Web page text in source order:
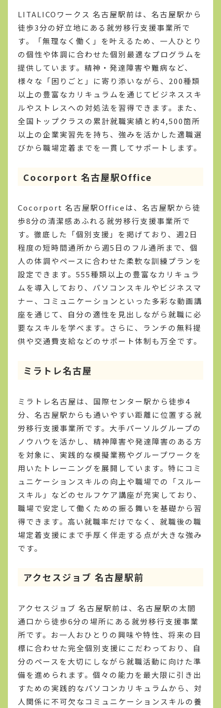
LITALICOワークス 名古屋駅前は、名古屋駅から
徒歩3分の好立地にある就労移行支援事業所で
す。「無理なく働く」を叶えるため、一人ひとり
の個性や体調に合わせた個別最適なプログラムを
提供しています。精神・発達障害や難病など、
様々な「困りごと」に寄り添いながら、200種類
以上の豊富なカリキュラムを通じてビジネススキ
ルやストレスへの対処法を習得できます。また、
全国トップクラスの累計就職実績と約4,500箇所
以上の企業実習先を持ち、強みを活かした適職選
びから職場定着までを一貫してサポートします。
Cocorport 名古屋駅Office
Cocorport 名古屋駅Officeは、名古屋駅から徒
歩8分の清潔感あふれる就労移行支援事業所で
す。徹底した「個別支援」を掲げており、週2日
程度の短時間通所から週5日のフル通所まで、個
人の体調やペースに合わせた柔軟な訓練プランを
設定できます。555種類以上の豊富なカリキュラ
ムを導入しており、パソコンスキルやビジネスマ
ナー、コミュニケーションといった多彩な動画講
座を通じて、自分の適性を見出しながら就職に必
要なスキルを学べます。さらに、ランチの無料提
供や交通費支給などのサポート体制も万全です。
ミラトレ名古屋
ミラトレ名古屋は、国際センター駅から徒歩4
分、名古屋駅からも通いやすい距離に位置する就
労移行支援事業所です。大手パーソルグループの
ノウハウを活かし、精神障害や発達障害のある方
を対象に、実践的な模擬業務やグループワークを
用いたトレーニングを展開しています。特にコミ
ュニケーションスキルの向上や職場での「スルー
スキル」などのセルフケア講座が充実しており、
職場で安定して働くための振る舞いを基礎から習
得できます。高い就職率だけでなく、就職後の職
場定着支援にまで手厚く伴走する点が大きな強み
です。
アクセスジョブ 名古屋駅前
アクセスジョブ 名古屋駅前は、名古屋駅の太閤
通口から徒歩6分の場所にある就労移行支援事業
所です。お一人おひとりの興味や特性、将来の目
標に合わせた完全個別支援にこだわっており、自
分のペースを大切にしながら就職活動に向けた準
備を進められます。個々の能力を最大限に引き出
すための実践的なパソコンカリキュラムから、対
人関係に不可欠なコミュニケーションスキルの養